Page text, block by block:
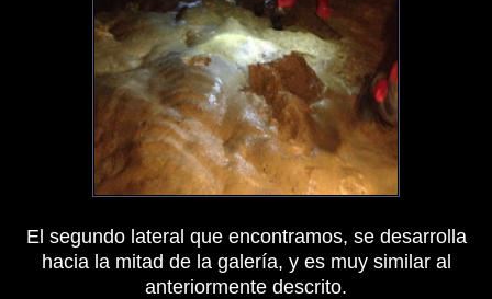
El segundo lateral que encontramos, se desarrolla
hacia la mitad de la galería, y es muy similar al
anteriormente descrito.